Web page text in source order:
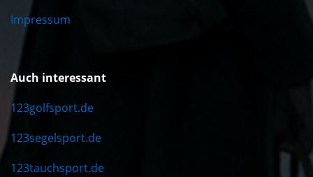
Impressum
Auch interessant
123golfsport.de
123segelsport.de
123tauchsport.de